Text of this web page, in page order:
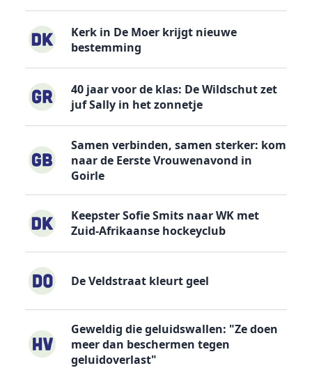
Kerk in De Moer krijgt nieuwe
bestemming
40 jaar voor de klas: De Wildschut zet
juf Sally in het zonnetje
Samen verbinden, samen sterker: kom
naar de Eerste Vrouwenavond in
Goirle
Keepster Sofie Smits naar WK met
Zuid-Afrikaanse hockeyclub
De Veldstraat kleurt geel
Geweldig die geluidswallen: "Ze doen
meer dan beschermen tegen
geluidoverlast"